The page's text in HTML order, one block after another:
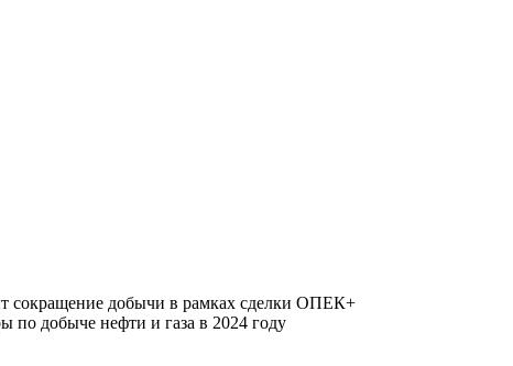
сокращение добычи в рамках сделки ОПЕК+